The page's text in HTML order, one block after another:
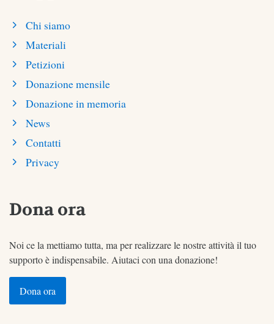
Chi siamo
Materiali
Petizioni
Donazione mensile
Donazione in memoria
News
Contatti
Privacy
Dona ora
Noi ce la mettiamo tutta, ma per realizzare le nostre attività il tuo
supporto è indispensabile. Aiutaci con una donazione!
Dona ora